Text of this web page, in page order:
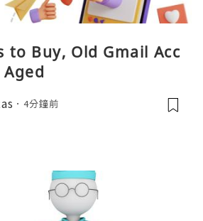
to Buy, Old Gmail Acc
4分鐘前